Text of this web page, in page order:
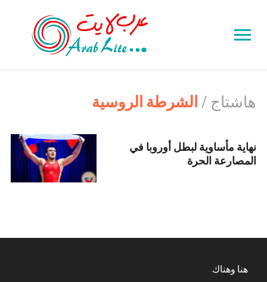
Toggle
navigation
هاشتاج / الشرطة الروسية
نهاية مأساوية لبطل أوروبا في
المصارعة الحرة
هنا وهناك